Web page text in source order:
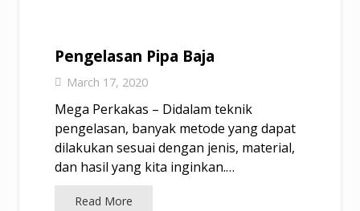
Pengelasan Pipa Baja
March 17, 2020
Mega Perkakas – Didalam teknik
pengelasan, banyak metode yang dapat
dilakukan sesuai dengan jenis, material,
dan hasil yang kita inginkan.…
Read More